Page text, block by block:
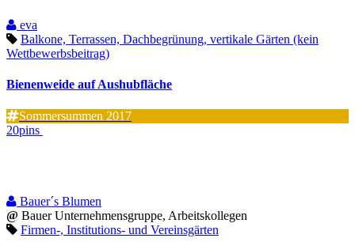
eva
Balkone, Terrassen, Dachbegrünung, vertikale Gärten (kein
Wettbewerbsbeitrag)
Bienenweide auf Aushubfläche
Sommersummen 2017
20pins
Bauer´s Blumen
@ Bauer Unternehmensgruppe, Arbeitskollegen
Firmen-, Institutions- und Vereinsgärten